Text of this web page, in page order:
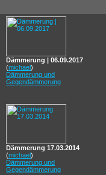
Dämmerung | 06.09.2017
(michael)
Dämmerung und
Gegendämmerung
Dämmerung 17.03.2014
(michael)
Dämmerung und
Gegendämmerung